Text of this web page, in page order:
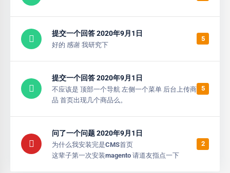
提交一个回答 2020年9月1日
好的 感谢 我研究下
5
提交一个回答 2020年9月1日
不应该是 顶部一个导航 左侧一个菜单 后台上传商
品 首页出现几个商品么。
5
问了一个问题 2020年9月1日
为什么我安装完是CMS首页
这辈子第一次安装magento 请道友指点一下
2